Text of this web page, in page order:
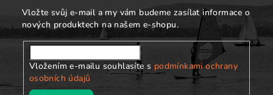
Vložte svůj e-mail a my vám budeme zasílat informace o
nových produktech na našem e-shopu.
Vložením e-mailu souhlasíte s podmínkami ochrany
osobních údajů